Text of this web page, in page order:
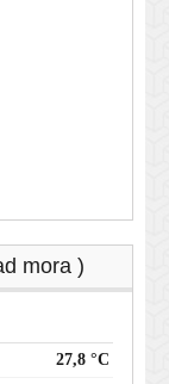
mora )
27,8 °C